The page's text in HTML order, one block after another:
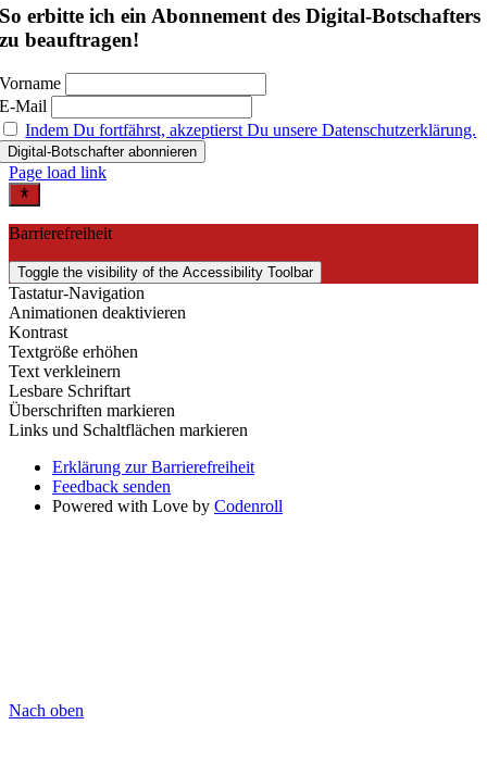
So erbitte ich ein Abonnement des Digital-Botschafters
zu beauftragen!
Vorname
E-Mail
Indem Du fortfährst, akzeptierst Du unsere Datenschutzerklärung.
Page load link
Barrierefreiheit
Toggle the visibility of the Accessibility Toolbar
Tastatur-Navigation
Animationen deaktivieren
Kontrast
Textgröße erhöhen
Text verkleinern
Lesbare Schriftart
Überschriften markieren
Links und Schaltflächen markieren
Erklärung zur Barrierefreiheit
Feedback senden
Powered with Love by Codenroll
Nach oben